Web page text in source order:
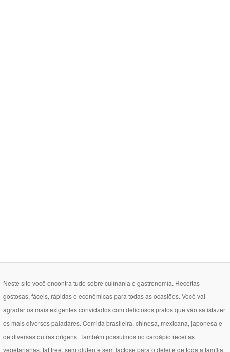
Neste site você encontra tudo sobre culinánia e gastronomia. Receitas
gostosas, fáceis, rápidas e econômicas para todas as ocasiões. Você vai
agradar os mais exigentes convidados com deliciosos pratos que vão satisfazer
os mais diversos paladares. Comida brasileira, chinesa, mexicana, japonesa e
de diversas outras origens. Também possuímos no cardápio receitas
vegetarianas, fat free, sem glúten e sem lactose para o deleite de toda a família.